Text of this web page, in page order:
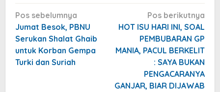
Navigasi
pos
Pos sebelumnya
Jumat Besok, PBNU
Serukan Shalat Ghaib
untuk Korban Gempa
Turki dan Suriah
Pos berikutnya
HOT ISU HARI INI, SOAL
PEMBUBARAN GP
MANIA, PACUL BERKELIT
: SAYA BUKAN
PENGACARANYA
GANJAR, BIAR DIJAWAB